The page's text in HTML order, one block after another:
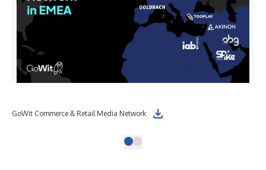
GoWit Commerce & Retail Media Network